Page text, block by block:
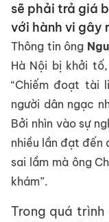
sẽ phải trả giá
với hành vi gây
Thông tin ông
Hà Nội bị khởi
“Chiếm đoạt tài
người dân ngạc
Bởi nhìn vào sự
nhiều lần đạt đến
sai lầm mà ông
khám”.
Trong quá